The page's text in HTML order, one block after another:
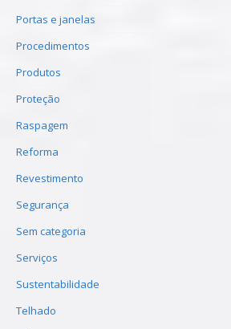
Portas e janelas
Procedimentos
Produtos
Proteção
Raspagem
Reforma
Revestimento
Segurança
Sem categoria
Serviços
Sustentabilidade
Telhado